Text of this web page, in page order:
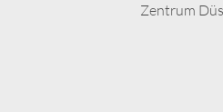
Zentrum